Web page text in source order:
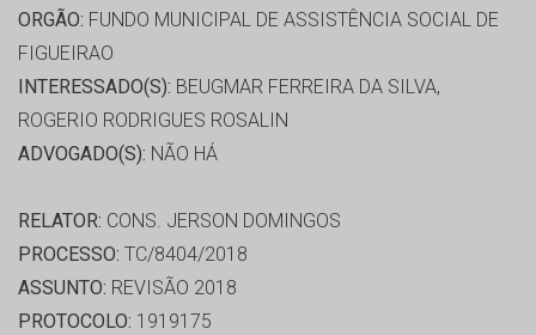
ORGÃO: FUNDO MUNICIPAL DE ASSISTÊNCIA SOCIAL DE
FIGUEIRAO
INTERESSADO(S): BEUGMAR FERREIRA DA SILVA,
ROGERIO RODRIGUES ROSALIN
ADVOGADO(S): NÃO HÁ
RELATOR: CONS. JERSON DOMINGOS
PROCESSO: TC/8404/2018
ASSUNTO: REVISÃO 2018
PROTOCOLO: 1919175